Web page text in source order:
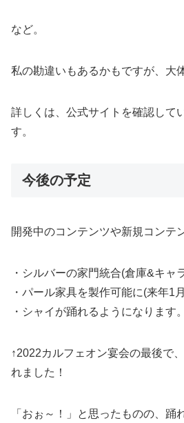
など。
私の勘違いもあるかもですが、大
詳しくは、公式サイトを確認して
す。
今後の予定
開発中のコンテンツや新規コンテ
・シルバーの家門統合(倉庫&キャ
・パール家具を製作可能に(来年1
・シャイが踊れるようになります。
↑2022カルフェオン宴会の最後で
れました！
「おぉ～！」と思ったものの、踊